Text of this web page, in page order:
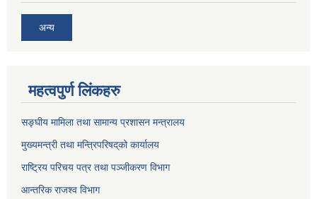
अन्य
महत्वपुर्ण लिंकहरु
सङ्घीय मामिला तथा सामान्य प्रशासन मन्त्रालय
मुख्यमन्त्री तथा मन्त्रिपरिषद्‌को कार्यालय
राष्ट्रिय परिचय पत्र तथा पञ्जीकरण विभाग
आन्तरिक राजश्व विभाग